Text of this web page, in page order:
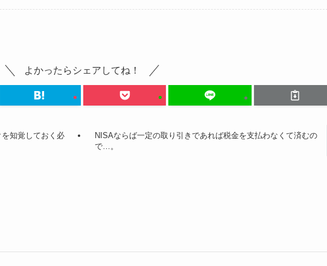
よかったらシェアしてね！
知覚しておく必
NISAならば一定の取り引きであれば税金を支払わなくて済むの
で…。